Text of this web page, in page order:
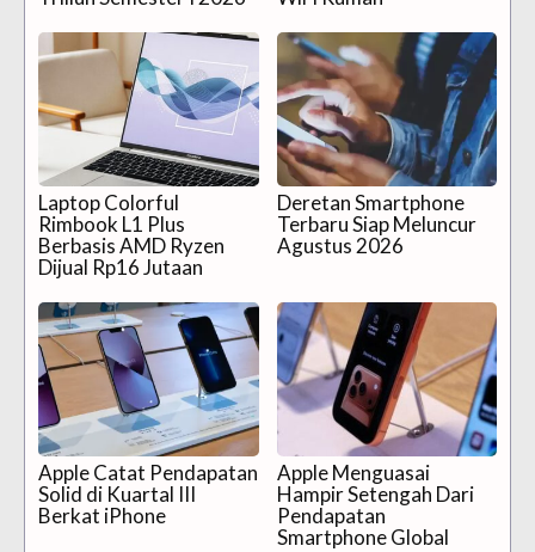
Laptop Colorful
Rimbook L1 Plus
Berbasis AMD Ryzen
Dijual Rp16 Jutaan
Deretan Smartphone
Terbaru Siap Meluncur
Agustus 2026
Apple Catat Pendapatan
Solid di Kuartal III
Berkat iPhone
Apple Menguasai
Hampir Setengah Dari
Pendapatan
Smartphone Global